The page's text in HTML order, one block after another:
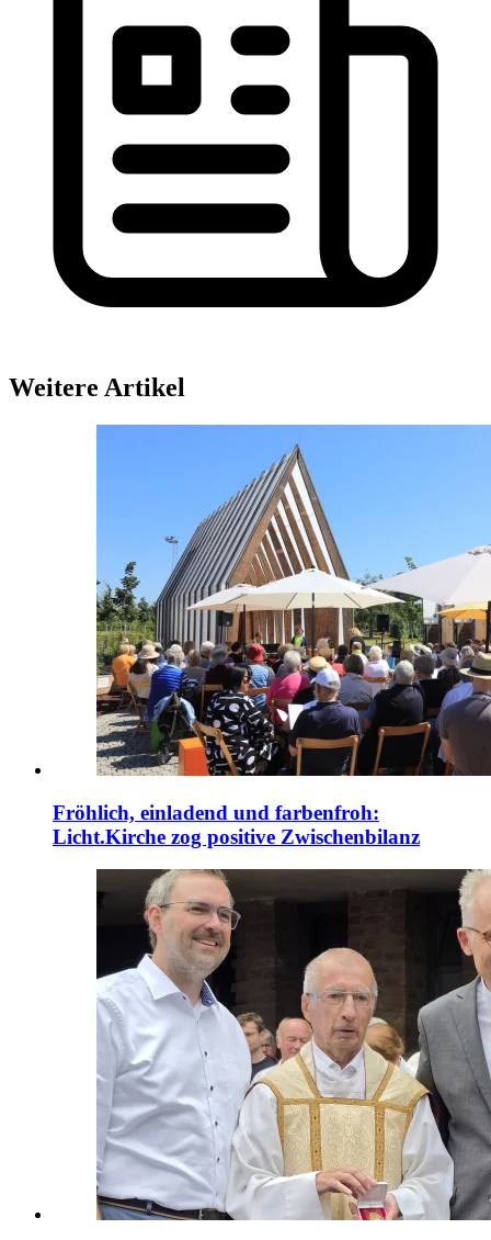
Weitere Artikel
Fröhlich, einladend und farbenfroh:
Licht.Kirche zog positive Zwischenbilanz